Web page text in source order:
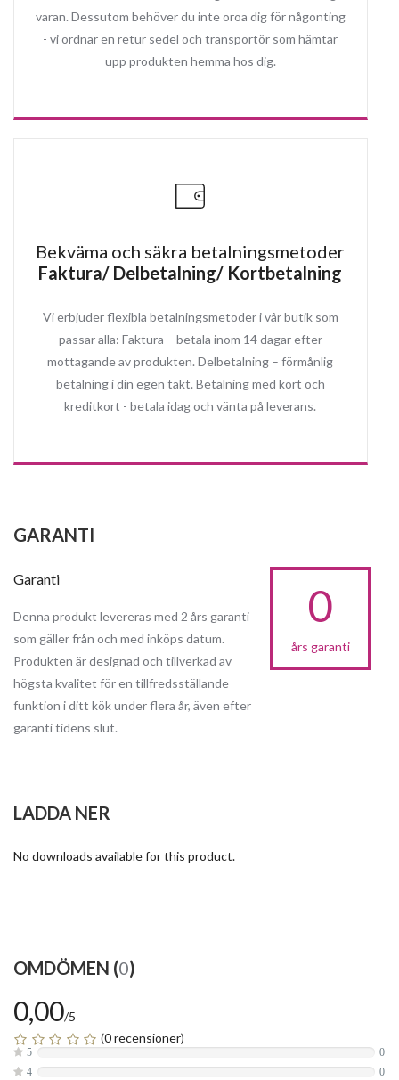
varan. Dessutom behöver du inte oroa dig för någonting
- vi ordnar en retur sedel och transportör som hämtar
upp produkten hemma hos dig.
Bekväma och säkra betalningsmetoder
Faktura/ Delbetalning/ Kortbetalning
Vi erbjuder flexibla betalningsmetoder i vår butik som
passar alla: Faktura – betala inom 14 dagar efter
mottagande av produkten. Delbetalning – förmånlig
betalning i din egen takt. Betalning med kort och
kreditkort - betala idag och vänta på leverans.
GARANTI
Garanti
Denna produkt levereras med 2 års garanti
som gäller från och med inköps datum.
Produkten är designad och tillverkad av
högsta kvalitet för en tillfredsställande
funktion i ditt kök under flera år, även efter
garanti tidens slut.
0
års garanti
LADDA NER
No downloads available for this product.
OMDÖMEN (0)
0,00/5
(0 recensioner)
5
0
4
0